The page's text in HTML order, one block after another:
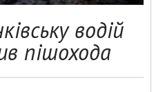
водій
пішохода